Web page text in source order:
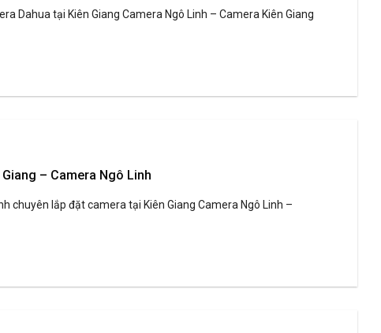
Dahua tại Kiên Giang Camera Ngô Linh – Camera Kiên Giang
– Camera Ngô Linh
chuyên lắp đặt camera tại Kiên Giang Camera Ngô Linh –